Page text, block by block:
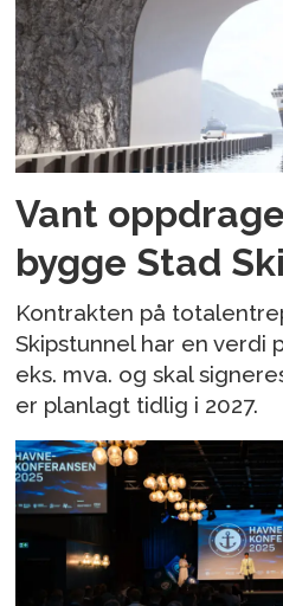
Vant
bygge Stad
Kontrakten på
Skipstunnel har en verdi
eks. mva. og skal
er planlagt tidlig i 2027.